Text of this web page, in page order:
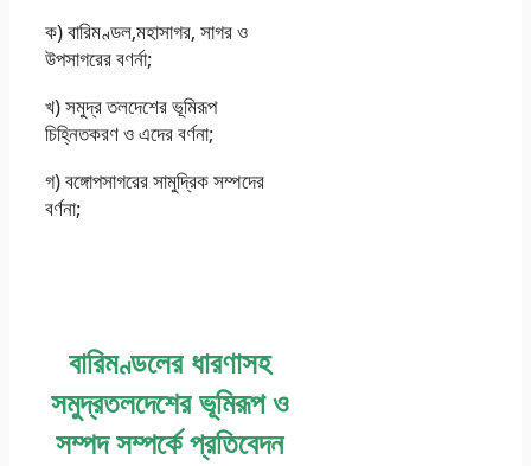
ক) বারিমণ্ডল,মহাসাগর, সাগর ও
উপসাগরের বণর্না;
খ) সমুদ্র তলদেশের ভূমিরূপ
চিহ্নিতকরণ ও এদের বর্ণনা;
গ) বঙ্গোপসাগরের সামুদ্রিক সম্পদের
বর্ণনা;
বারিমণ্ডলের ধারণাসহ
সমুদ্রতলদেশের ভূমিরূপ ও
সম্পদ সম্পর্কে প্রতিবেদন